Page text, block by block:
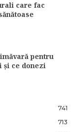
care fac
pentru
și ce donezi
741
713